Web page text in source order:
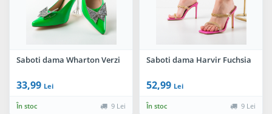
Saboti dama Wharton Verzi
33,99 Lei
În stoc 9 Lei
Saboti dama Harvir Fuchsia
52,99 Lei
În stoc 9 Lei